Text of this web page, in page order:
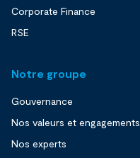
Corporate Finance
RSE
Notre groupe
Gouvernance
Nos valeurs et engagements
Nos experts